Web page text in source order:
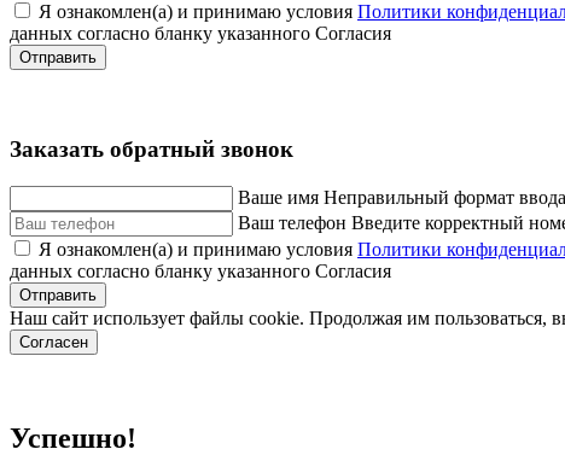
Я ознакомлен(а) и принимаю условия Политики
данных согласно бланку указанного Согласия
Отправить
Заказать обратный звонок
Ваше имя Неправильный формат ввода
Ваш телефон Введите корректный
Я ознакомлен(а) и принимаю условия Политики
данных согласно бланку указанного Согласия
Отправить
Наш сайт использует файлы cookie. Продолжая им пользоваться,
Согласен
Успешно!